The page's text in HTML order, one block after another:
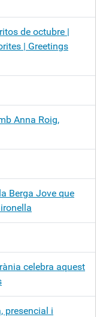
de octubre |
| Greetings
Anna Roig,
Berga Jove que
celebra aquest
presencial i